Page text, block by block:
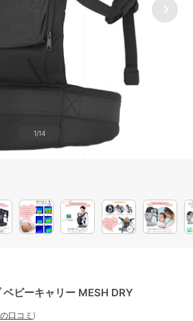
1/14
ビーキャリー MESH DRY
口コミ )